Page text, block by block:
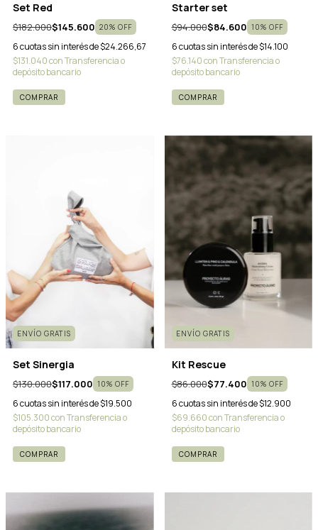
Set Red
$182.000$145.600 20% OFF
6cuotas sin interés de$24.266,67
$131.040conTransferencia o
depósito bancario
Starter set
$94.000$84.600 10% OFF
6cuotas sin interés de$14.100
$76.140conTransferencia o
depósito bancario
ENVÍO GRATIS
Set Sinergia
$130.000$117.000 10% OFF
6cuotas sin interés de$19.500
$105.300conTransferencia o
depósito bancario
ENVÍO GRATIS
Kit Rescue
$86.000$77.400 10% OFF
6cuotas sin interés de$12.900
$69.660conTransferencia o
depósito bancario